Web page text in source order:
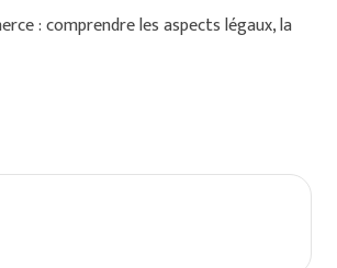
: comprendre les aspects légaux, la